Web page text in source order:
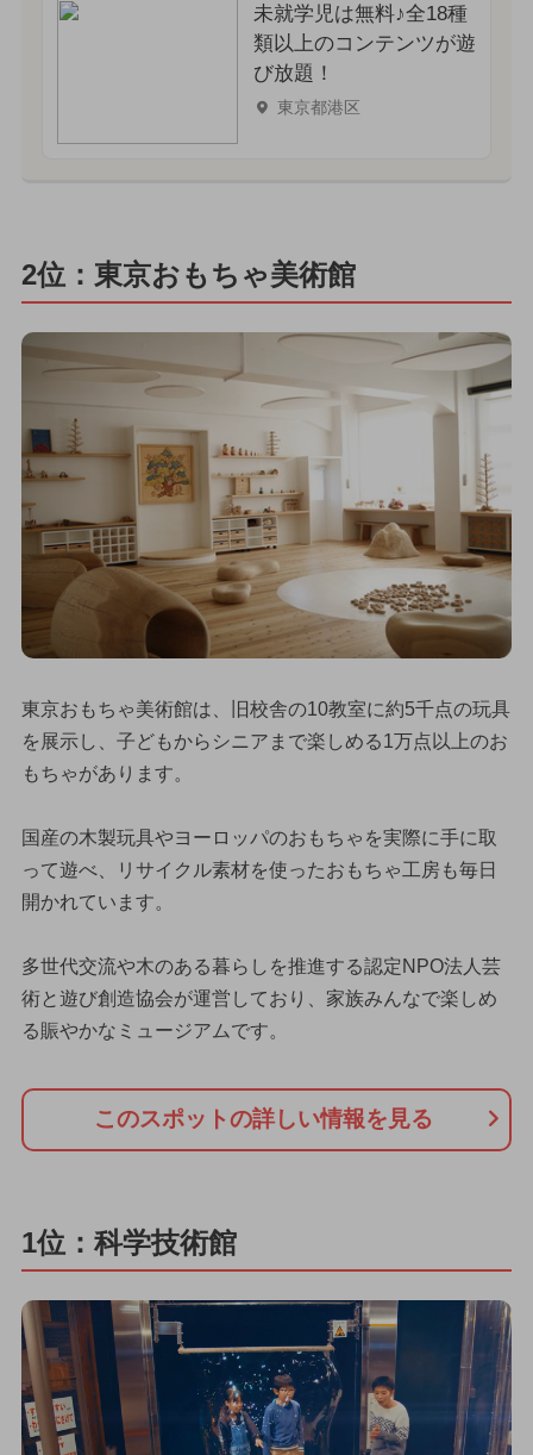
未就学児は無料♪全18種
類以上のコンテンツが遊
び放題！
東京都港区
2位：東京おもちゃ美術館
東京おもちゃ美術館は、旧校舎の10教室に約5千点の玩具
を展示し、子どもからシニアまで楽しめる1万点以上のお
もちゃがあります。
国産の木製玩具やヨーロッパのおもちゃを実際に手に取
って遊べ、リサイクル素材を使ったおもちゃ工房も毎日
開かれています。
多世代交流や木のある暮らしを推進する認定NPO法人芸
術と遊び創造協会が運営しており、家族みんなで楽しめ
る賑やかなミュージアムです。
このスポットの詳しい情報を見る
1位：科学技術館